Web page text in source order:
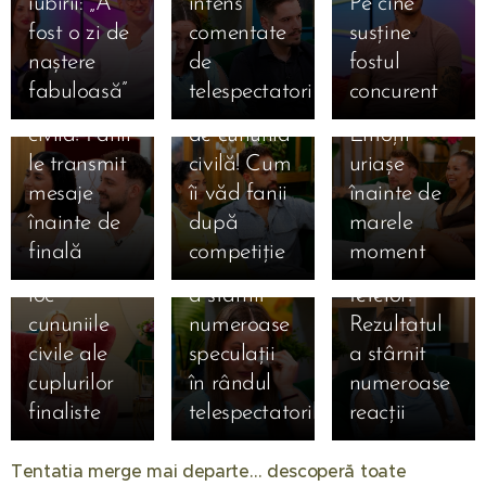
fost o zi de
naștere
fabuloasă”
comentate
de
telespectatori
susține
fostul
concurent
Amalia și
Sebastian,
la doar o zi
de cununia
civilă! Fanii
le transmit
mesaje
înainte de
finală
15.07.2026
Giulia și
Alexandru,
la un pas
de cununia
civilă! Cum
îi văd fanii
după
competiție
Alan, la o
zi de
cununia
civilă!
Emoții
uriașe
înainte de
marele
moment
15.07.2026
Simona
Gherghe
anunță
ediția
specială de
mâine! Au
loc
cununiile
civile ale
cuplurilor
finaliste
15.07.2026
Claudia a
izbucnit în
lacrimi la
Mireasa!
Momentul
a stârnit
numeroase
speculații
în rândul
telespectatorilor
15.07.2026
Claudia,
salvată
după ce a
ocupat
locul 3 în
topul
fetelor!
Rezultatul
a stârnit
numeroase
reacții
Tentatia merge mai departe… descoperă toate
01.08.2026
Insula
24.11.2025
Ella de la
"Insula
Iubirii",